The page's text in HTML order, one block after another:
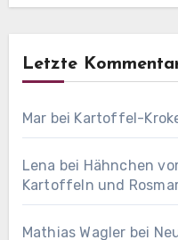
Letzte
Mar bei Kartoffel-
Lena bei Hähnchen
Kartoffeln und
Mathias Wagler bei